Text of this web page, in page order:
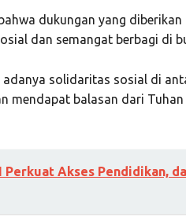
dukungan yang
dan semangat berbagi di
solidaritas sosial di
mendapat balasan dari
Perkuat Akses Pendidikan,